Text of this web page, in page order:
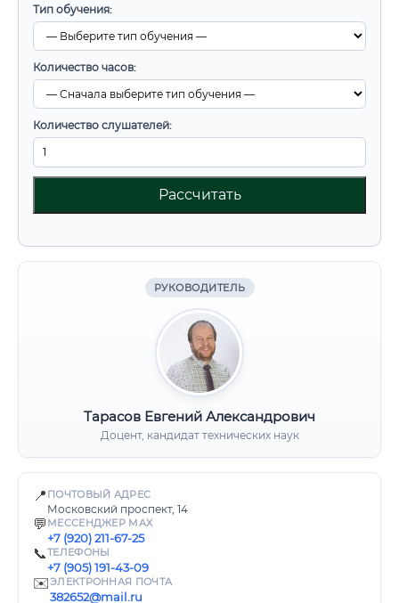
Тип обучения:
Количество часов:
Количество слушателей:
Рассчитать
РУКОВОДИТЕЛЬ
Тарасов Евгений Александрович
Доцент, кандидат технических наук
📍 ПОЧТОВЫЙ АДРЕС
Московский проспект, 14
💬 МЕССЕНДЖЕР MAX
+7 (920) 211-67-25
📞ТЕЛЕФОНЫ
+7 (905) 191-43-09
✉️ЭЛЕКТРОННАЯ ПОЧТА
382652@mail.ru